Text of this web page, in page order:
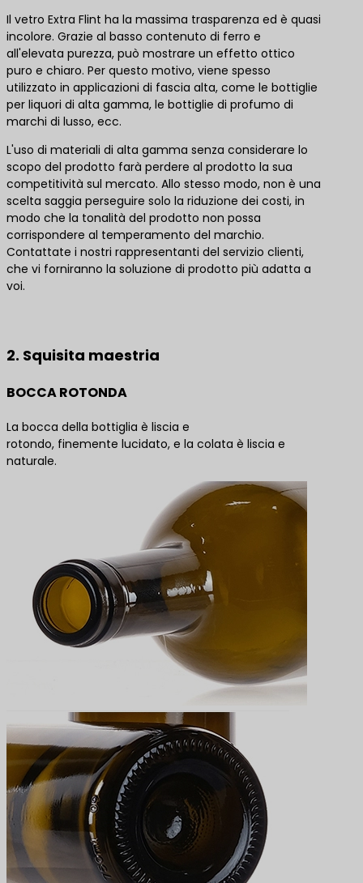
Il vetro Extra Flint ha la massima trasparenza ed è quasi
incolore. Grazie al basso contenuto di ferro e
all'elevata purezza, può mostrare un effetto ottico
puro e chiaro. Per questo motivo, viene spesso
utilizzato in applicazioni di fascia alta, come le bottiglie
per liquori di alta gamma, le bottiglie di profumo di
marchi di lusso, ecc.
L'uso di materiali di alta gamma senza considerare lo
scopo del prodotto farà perdere al prodotto la sua
competitività sul mercato. Allo stesso modo, non è una
scelta saggia perseguire solo la riduzione dei costi, in
modo che la tonalità del prodotto non possa
corrispondere al temperamento del marchio.
Contattate i nostri rappresentanti del servizio clienti,
che vi forniranno la soluzione di prodotto più adatta a
voi.
2. Squisita maestria
BOCCA ROTONDA
La bocca della bottiglia è liscia e
rotondo, finemente lucidato, e la colata è liscia e
naturale.